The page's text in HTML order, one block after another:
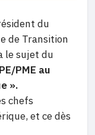
du
de Transition
le sujet du
PME au
».
chefs
et ce dès